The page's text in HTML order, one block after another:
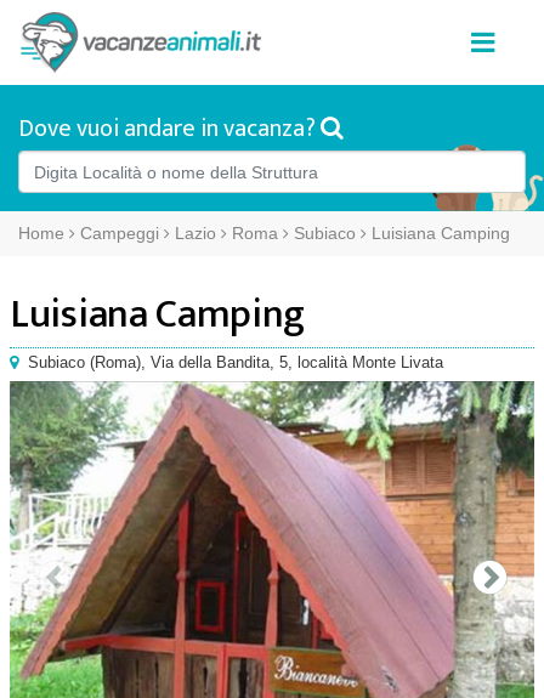
Dove vuoi andare in vacanza?
Home Campeggi Lazio Roma Subiaco Luisiana Camping
Luisiana Camping
Subiaco (Roma), Via della Bandita, 5, località Monte Livata